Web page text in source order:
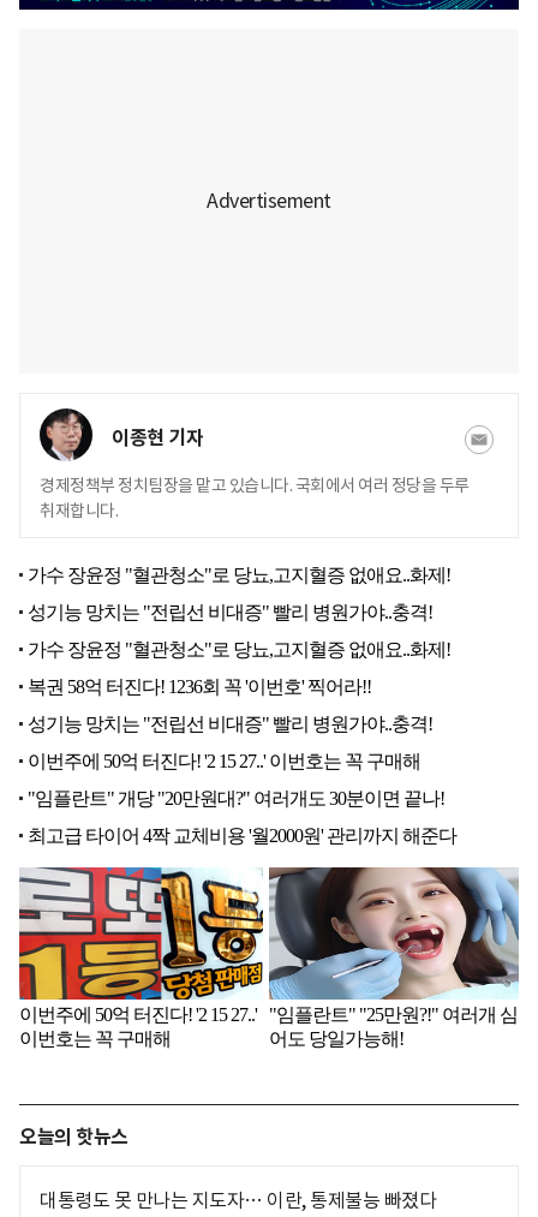
이종현 기자
경제정책부 정치팀장을 맡고 있습니다. 국회에서 여러 정당을 두루
취재합니다.
오늘의 핫뉴스
대통령도 못 만나는 지도자… 이란, 통제불능 빠졌다